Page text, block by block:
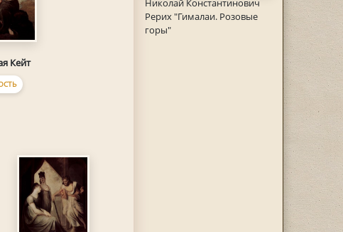
Николай Константинович
Рерих "Гималаи. Розовые
горы"
Кейт